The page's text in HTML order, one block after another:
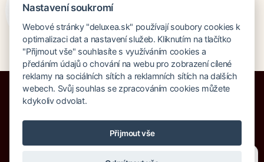
+421 948 759 074
Poistenie proti úpadku 1 505 000 EUR
Nastavení soukromí
Webové stránky "deluxea.sk" používají soubory cookies k
optimalizaci dat a nastavení služeb. Kliknutím na tlačítko
"Přijmout vše" souhlasíte s využíváním cookies a
předáním údajů o chování na webu pro zobrazení cílené
reklamy na sociálních sítích a reklamních sítích na dalších
webech. Svůj souhlas se zpracováním cookies můžete
kdykoliv odvolat.
Přijmout vše